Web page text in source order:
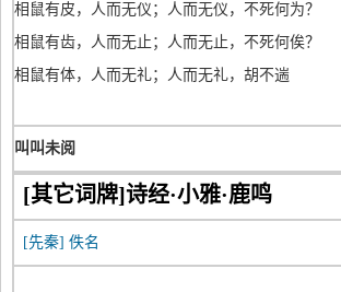
相鼠有皮，人而无仪；人而无仪，不死何为？
相鼠有齿，人而无止；人而无止，不死何俟？
相鼠有体，人而无礼；人而无礼，胡不遄
叫叫未阅
[其它词牌]诗经·小雅·鹿鸣
[先秦] 佚名